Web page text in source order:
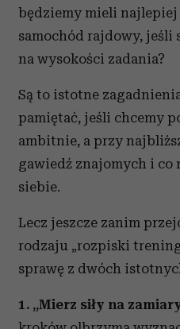
będziemy mieli najlepiej
samochód rajdowy, jeśli
na wysokości zadania?
Są to istotne
pamiętać, jeśli chcemy
ambitnie, a przy
gawiedź znajomych i co
siebie.
Lecz jeszcze zanim
rodzaju „rozpiski
sprawę z dwóch
1. „Mierz siły na